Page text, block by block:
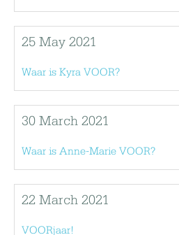
25 May 2021
Waar is Kyra VOOR?
30 March 2021
Waar is Anne-Marie VOOR?
22 March 2021
VOORjaar!